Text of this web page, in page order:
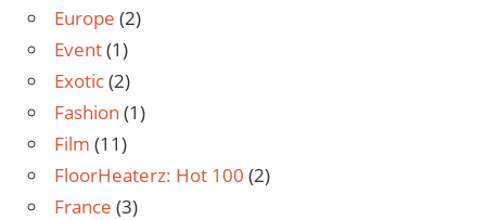
Europe (2)
Event(1)
Exotic(2)
Fashion (1)
Film (11)
FloorHeaterz: Hot 100 (2)
France (3)